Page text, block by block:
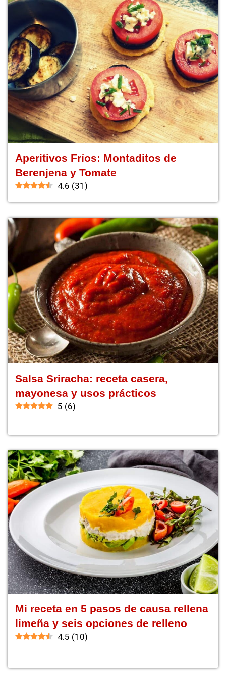
Aperitivos Fríos: Montaditos de
Berenjena y Tomate
4.6 (31 )
Salsa Sriracha: receta casera,
mayonesa y usos prácticos
5 (6)
Mi receta en 5 pasos de causa rellena
limeña y seis opciones de relleno
4.5 (10)